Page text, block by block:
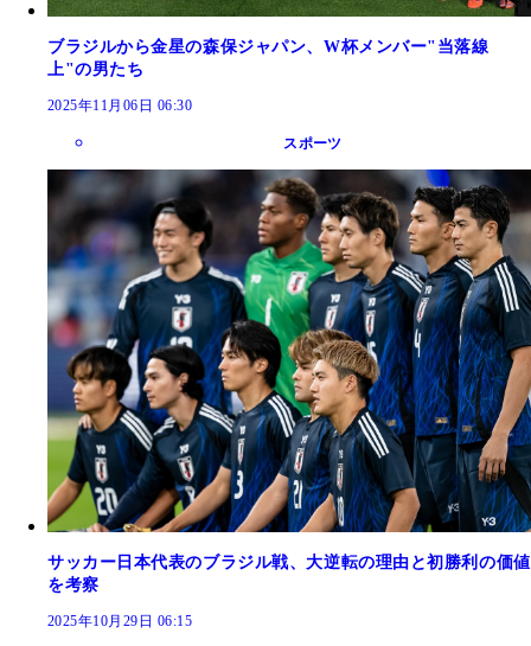
ブラジルから金星の森保ジャパン、W杯メンバー"当落線
上"の男たち
2025年11月06日 06:30
スポーツ
サッカー日本代表のブラジル戦、大逆転の理由と初勝利の価値
を考察
2025年10月29日 06:15